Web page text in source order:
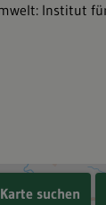
Institut